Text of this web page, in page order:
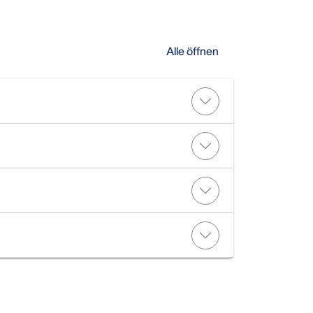
Alle öffnen